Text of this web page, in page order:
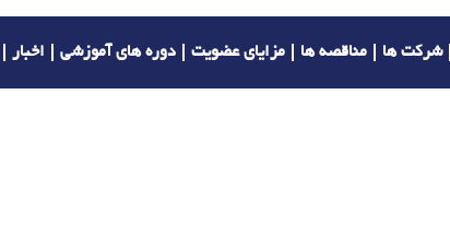
شرکت ها مناقصه ها مزایای عضویت دوره های آموزشی اخبار